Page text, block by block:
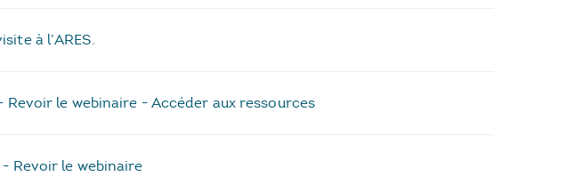
à l’ARES.
le webinaire - Accéder aux ressources
Revoir le webinaire